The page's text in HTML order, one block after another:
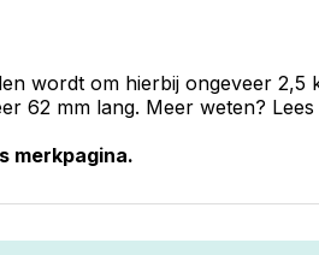
wordt om hierbij ongeveer
62 mm lang. Meer weten?
merkpagina.